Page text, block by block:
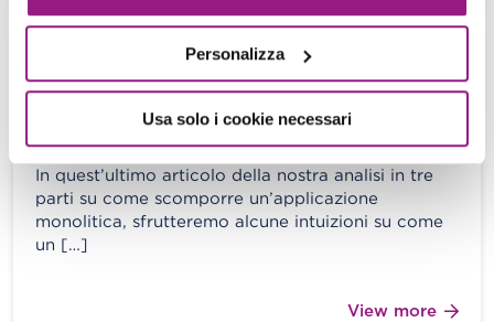
Personalizza
Usa solo i cookie necessari
Come sfruttare al massimo i
microservizi
A. Gaggia - S. Merlini - 21 Giugno 2019
In quest’ultimo articolo della nostra analisi in tre
parti su come scomporre un’applicazione
monolitica, sfrutteremo alcune intuizioni su come
un […]
View more